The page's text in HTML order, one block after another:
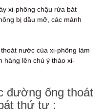
xi-phông chậu rửa bát
bị dầu mỡ, các mảnh
nước của xi-phông làm
hàng lên chú ý tháo xi-
đường ống thoát
thứ tư :